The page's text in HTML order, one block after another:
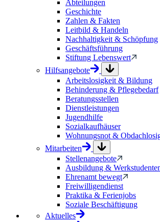
Abteilungen
Geschichte
Zahlen & Fakten
Leitbild & Handeln
Nachhaltigkeit & Schöpfung
Geschäftsführung
Stiftung Lebenswert
Hilfsangebote
Arbeitslosigkeit & Bildung
Behinderung & Pflegebedarf
Beratungsstellen
Dienstleistungen
Jugendhilfe
Sozialkaufhäuser
Wohnungsnot &
Mitarbeiten
Stellenangebote
Ausbildung &
Ehrenamt bewegt
Freiwilligendienst
Praktika & Ferienjobs
Soziale Beschäftigung
Aktuelles